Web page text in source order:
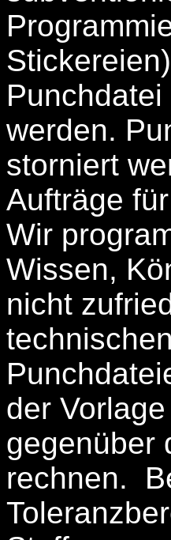
werden.
storniert
Aufträge
Wir
Wissen,
nicht
der
gegenüber
rechnen.